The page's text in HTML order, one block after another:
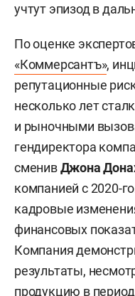
учтут эпизод в
По оценке
«Коммерсантъ»,
репутационные
несколько лет
и рыночными
гендиректора
сменивДжона
компанией с 2020-
кадровые
финансовых
Компания
результаты,
продукцию в